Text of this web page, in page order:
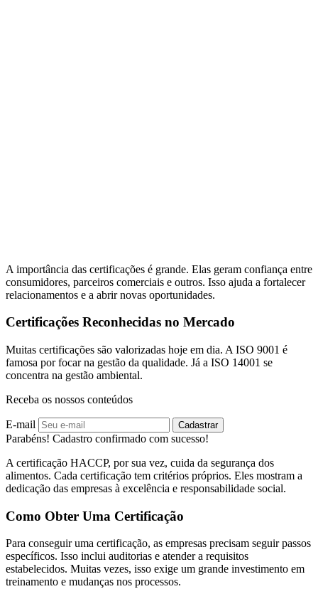
A importância das certificações é grande. Elas geram confiança entre
consumidores, parceiros comerciais e outros. Isso ajuda a fortalecer
relacionamentos e a abrir novas oportunidades.
Certificações Reconhecidas no Mercado
Muitas certificações são valorizadas hoje em dia. A ISO 9001 é
famosa por focar na gestão da qualidade. Já a ISO 14001 se
concentra na gestão ambiental.
Receba os nossos conteúdos
E-mail Cadastrar
Parabéns! Cadastro confirmado com sucesso!
A certificação HACCP, por sua vez, cuida da segurança dos
alimentos. Cada certificação tem critérios próprios. Eles mostram a
dedicação das empresas à excelência e responsabilidade social.
Como Obter Uma Certificação
Para conseguir uma certificação, as empresas precisam seguir passos
específicos. Isso inclui auditorias e atender a requisitos
estabelecidos. Muitas vezes, isso exige um grande investimento em
treinamento e mudanças nos processos.